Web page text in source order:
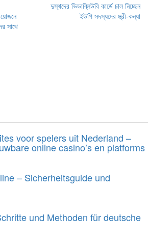
সাথে
দুস্থদের ভিডাব্লিউবি কার্ডে চাল নিচ্ছেন
ইউপি সদস্যদের স্ত্রী-কন্যা
voor spelers uit Nederland –
online casino’s en platforms
– Sicherheitsguide und
und Methoden für deutsche